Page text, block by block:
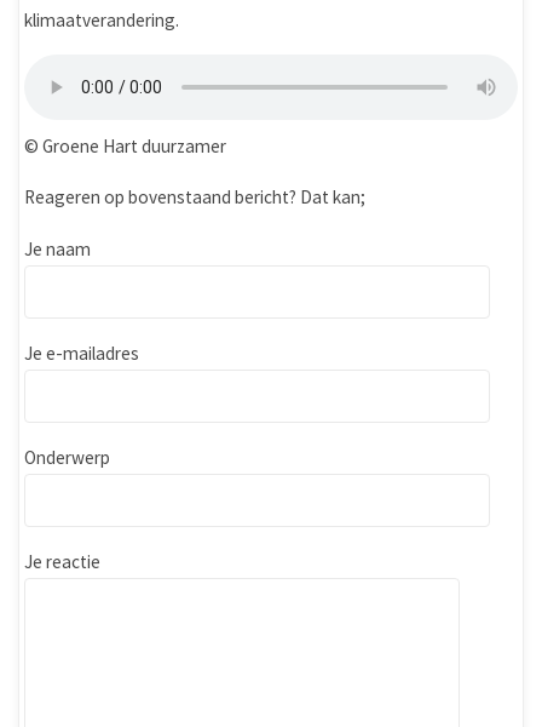
klimaatverandering.
© Groene Hart duurzamer
Reageren op bovenstaand bericht? Dat kan;
Je naam
Je e-mailadres
Onderwerp
Je reactie